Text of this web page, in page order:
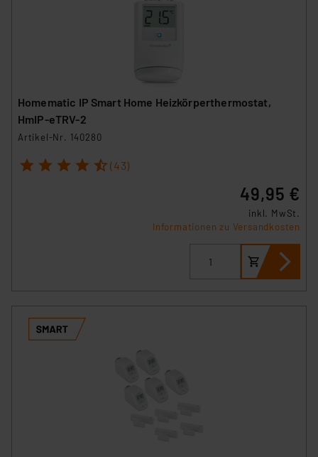
Homematic IP Smart Home Heizkörperthermostat,
HmIP-eTRV-2
Artikel-Nr. 140280
1 2 3 4 5 (43)
49,95 €
inkl. MwSt.
Informationen zu Versandkosten